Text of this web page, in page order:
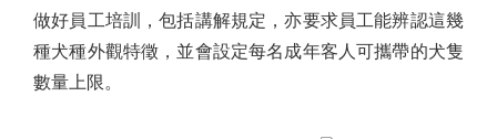
做好員工培訓，包括講解規定，亦要求員工能辨認這幾
種犬種外觀特徵，並會設定每名成年客人可攜帶的犬隻
數量上限。